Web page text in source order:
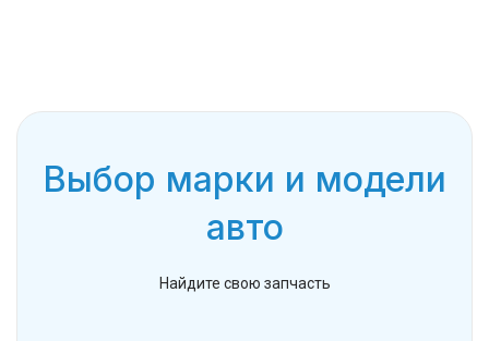
Выбор марки и модели
авто
Найдите свою запчасть